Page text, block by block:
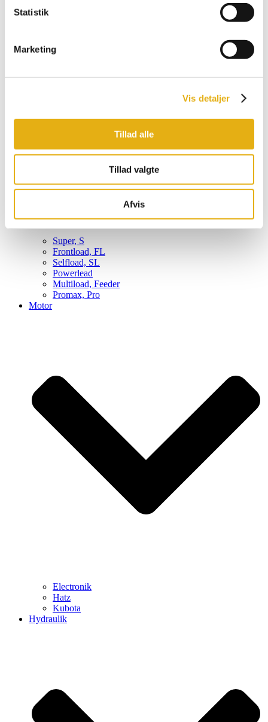
Statistik
Marketing
Vis detaljer
Tillad alle
Tillad valgte
Afvis
Super, S
Frontload, FL
Selfload, SL
Powerlead
Multiload, Feeder
Promax, Pro
Motor
Electronik
Hatz
Kubota
Hydraulik